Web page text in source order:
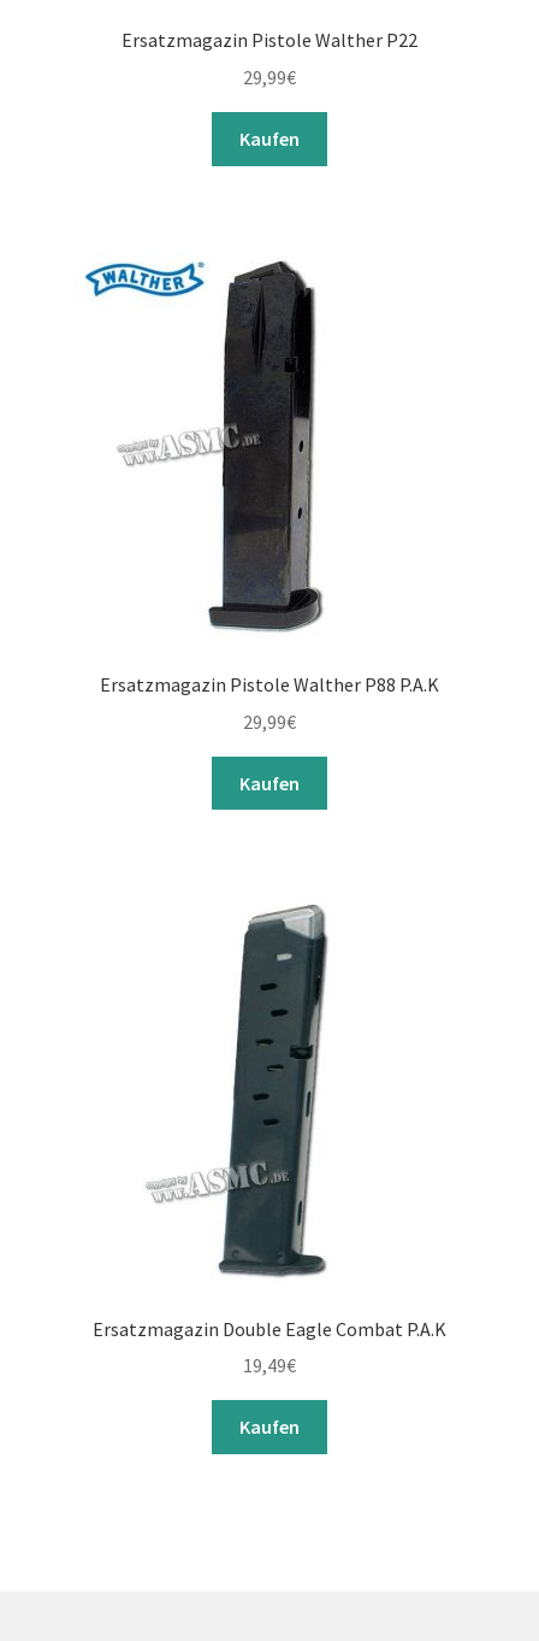
Ersatzmagazin Pistole Walther P22
29,99€
Kaufen
Ersatzmagazin Pistole Walther P88 P.A.K
29,99€
Kaufen
Ersatzmagazin Double Eagle Combat P.A.K
19,49€
Kaufen